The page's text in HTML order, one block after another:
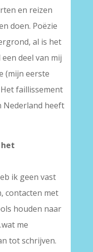
en reizen
doen. Poëzie
al is het
deel van mij
(mijn eerste
faillissement
Nederland heeft
ik geen vast
contacten met
houden naar
me
tot schrijven.